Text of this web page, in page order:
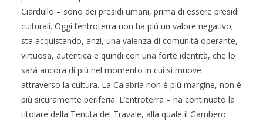
Ciardullo – sono dei presidi umani, prima di essere presidi
culturali. Oggi l’entroterra non ha più un valore negativo;
sta acquistando, anzi, una valenza di comunità operante,
virtuosa, autentica e quindi con una forte identità, che lo
sarà ancora di più nel momento in cui si muove
attraverso la cultura. La Calabria non è più margine, non è
più sicuramente periferia. L’entroterra – ha continuato la
titolare della Tenuta del Travale, alla quale il Gambero